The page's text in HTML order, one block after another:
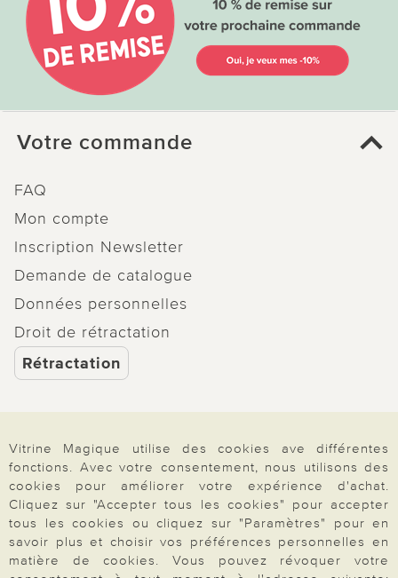
Votre commande
FAQ
Mon compte
Inscription Newsletter
Demande de catalogue
Données personnelles
Droit de rétractation
Rétractation
Paiement & Livraison
À propos de nous
Vitrine Magique utilise des cookies ave différentes
fonctions. Avec votre consentement, nous utilisons des
cookies pour améliorer votre expérience d'achat.
Cliquez sur "Accepter tous les cookies" pour accepter
tous les cookies ou cliquez sur "Paramètres" pour en
savoir plus et choisir vos préférences personnelles en
matière de cookies. Vous pouvez révoquer votre